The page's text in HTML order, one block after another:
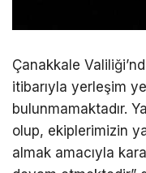
Çanakkale
itibarıyla yerleşim
bulunmamaktadır.
olup, ekiplerimizin
almak amacıyla